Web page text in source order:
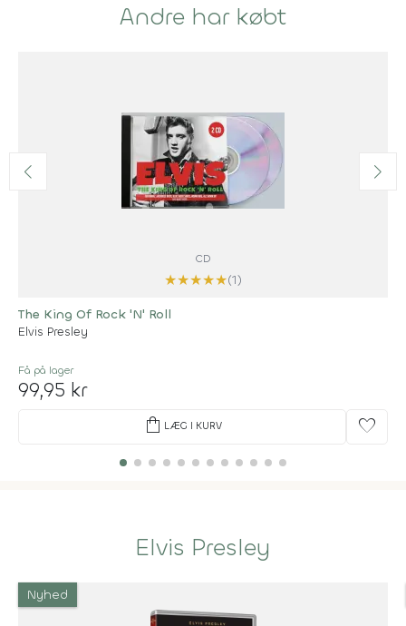
Andre har købt
CD
★★★★★(1)
The King Of Rock 'N' Roll
Elvis Presley
Få på lager
99,95 kr
shopping_bag LÆG I KURV favorite
Elvis Presley
Nyhed